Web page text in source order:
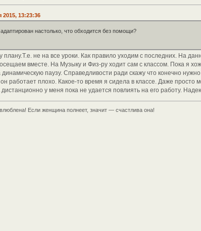
13:23:36
настолько, что обходится без помощи?
не на все уроки. Как правило уходим с последних. На
вместе. На Музыку и Физ-ру ходит сам с классом. Пока я
паузу. Справедливости ради скажу что конечно
работает плохо. Какое-то время я сидела в классе. Даже просто
у меня пока не удается повлиять на его работу.
Если женщина полнеет, значит — счастлива она!